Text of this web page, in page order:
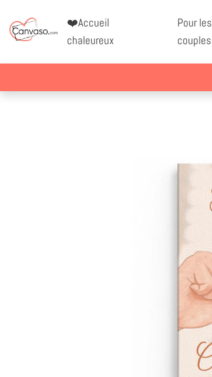
❤️Accueil
chaleureux
Pour les
couples